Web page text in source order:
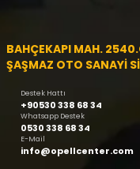
BAHÇEKAPI MAH.
ŞAŞMAZ OTO SANAYİ
Destek Hattı
+90530 338 68 34
Whatsapp Destek
0530 338 68 34
E-Mail
info@opellcenter.com